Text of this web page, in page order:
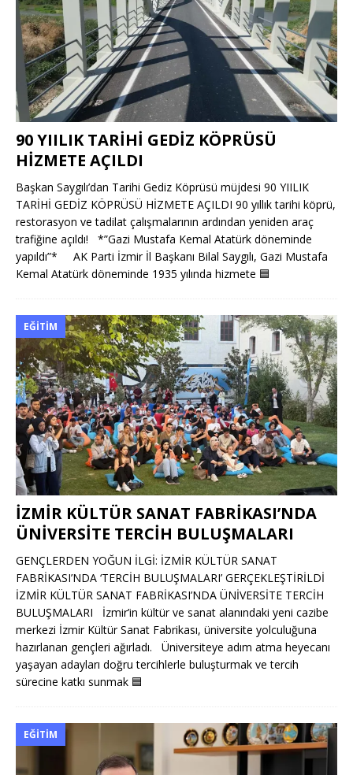
90 YIILIK TARİHİ GEDİZ KÖPRÜSÜ
HİZMETE AÇILDI
Başkan Saygılı’dan Tarihi Gediz Köprüsü müjdesi 90 YIILIK
TARİHİ GEDİZ KÖPRÜSÜ HİZMETE AÇILDI 90 yıllık tarihi köprü,
restorasyon ve tadilat çalışmalarının ardından yeniden araç
trafiğine açıldı! *”Gazi Mustafa Kemal Atatürk döneminde
yapıldı”* AK Parti İzmir İl Başkanı Bilal Saygılı, Gazi Mustafa
Kemal Atatürk döneminde 1935 yılında hizmete 🟦
EĞITIM
İZMİR KÜLTÜR SANAT FABRİKASI’NDA
ÜNİVERSİTE TERCİH BULUŞMALARI
GENÇLERDEN YOĞUN İLGİ: İZMİR KÜLTÜR SANAT
FABRİKASI’NDA ‘TERCİH BULUŞMALARI’ GERÇEKLEŞTİRİLDİ
İZMİR KÜLTÜR SANAT FABRİKASI’NDA ÜNİVERSİTE TERCİH
BULUŞMALARI İzmir’in kültür ve sanat alanındaki yeni cazibe
merkezi İzmir Kültür Sanat Fabrikası, üniversite yolculuğuna
hazırlanan gençleri ağırladı. Üniversiteye adım atma heyecanı
yaşayan adayları doğru tercihlerle buluşturmak ve tercih
sürecine katkı sunmak 🟦
EĞITIM